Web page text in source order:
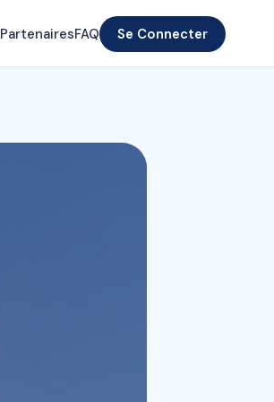
PartenairesFAQ Se Connecter